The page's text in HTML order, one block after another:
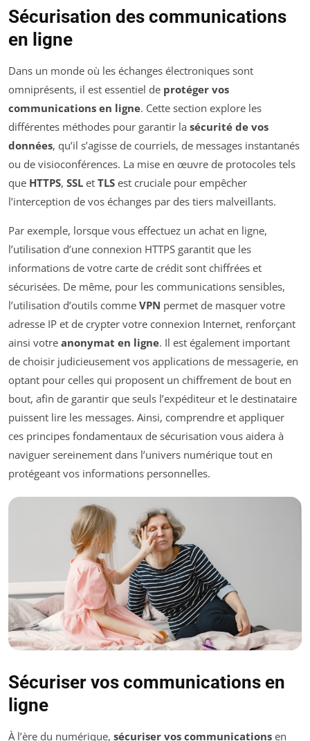
Sécurisation des communications
en ligne
Dans un monde où les échanges électroniques sont
omniprésents, il est essentiel de protéger vos
communications en ligne. Cette section explore les
différentes méthodes pour garantir la sécurité de vos
données, qu’il s’agisse de courriels, de messages instantanés
ou de visioconférences. La mise en œuvre de protocoles tels
que HTTPS, SSL et TLS est cruciale pour empêcher
l’interception de vos échanges par des tiers malveillants.
Par exemple, lorsque vous effectuez un achat en ligne,
l’utilisation d’une connexion HTTPS garantit que les
informations de votre carte de crédit sont chiffrées et
sécurisées. De même, pour les communications sensibles,
l’utilisation d’outils comme VPN permet de masquer votre
adresse IP et de crypter votre connexion Internet, renforçant
ainsi votre anonymat en ligne. Il est également important
de choisir judicieusement vos applications de messagerie, en
optant pour celles qui proposent un chiffrement de bout en
bout, afin de garantir que seuls l’expéditeur et le destinataire
puissent lire les messages. Ainsi, comprendre et appliquer
ces principes fondamentaux de sécurisation vous aidera à
naviguer sereinement dans l’univers numérique tout en
protégeant vos informations personnelles.
Sécuriser vos communications en
ligne
À l’ère du numérique, sécuriser vos communications en